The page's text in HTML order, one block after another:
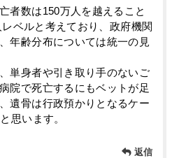
者数は150万人を越えること
ベルと考えており、政府機関
年齢分布については統一の見
単身者や引き取り手のないご
院で死亡するにもベットが足
遺骨は行政預かりとなるケー
思います。
返信